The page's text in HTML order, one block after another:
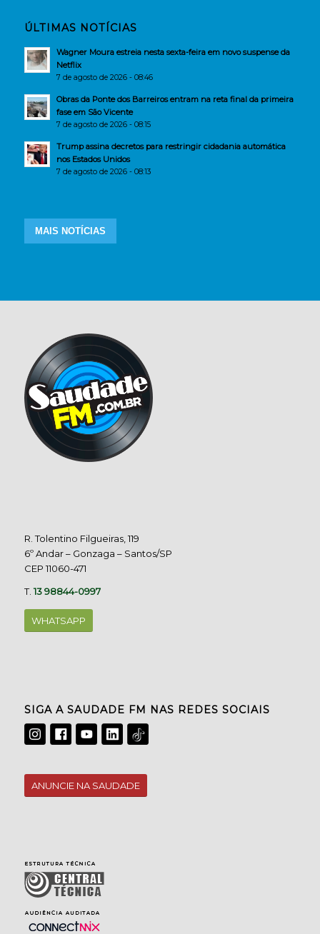
ÚLTIMAS NOTÍCIAS
Wagner Moura estreia nesta sexta-feira em novo suspense da
Netflix
7 de agosto de 2026 - 08:46
Obras da Ponte dos Barreiros entram na reta final da primeira
fase em São Vicente
7 de agosto de 2026 - 08:15
Trump assina decretos para restringir cidadania automática
nos Estados Unidos
7 de agosto de 2026 - 08:13
MAIS NOTÍCIAS
R. Tolentino Filgueiras, 119
6º Andar – Gonzaga – Santos/SP
CEP 11060-471
T.13 98844-0997
WHATSAPP
SIGA A SAUDADE FM NAS REDES SOCIAIS
ANUNCIE NA SAUDADE